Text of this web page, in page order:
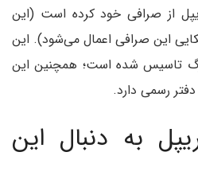
از صرافی خود کرده است (این
این صرافی اعمال می‌شود). این
تاسیس شده است؛ همچنین این
رسمی دارد.
به دنبال این